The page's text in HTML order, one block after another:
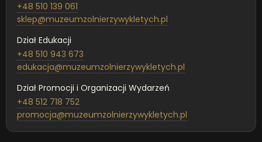
+48 510 139 061
sklep@muzeumzolnierzywykletych.pl
Dział Edukacji
+48 510 943 673
edukacja@muzeumzolnierzywykletych.pl
Dział Promocji i Organizacji Wydarzeń
+48 512 718 752
promocja@muzeumzolnierzywykletych.pl